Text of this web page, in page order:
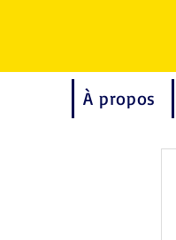
À propos